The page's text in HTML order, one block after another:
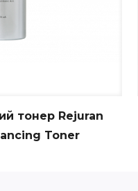
тонер Rejuran
Toner